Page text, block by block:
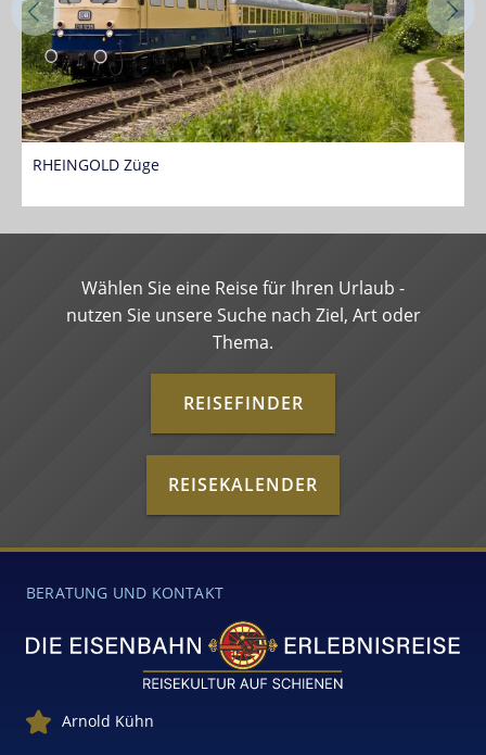
RHEINGOLD Züge
Wählen Sie eine Reise für Ihren Urlaub -
nutzen Sie unsere Suche nach Ziel, Art oder
Thema.
REISEFINDER
REISEKALENDER
BERATUNG UND KONTAKT
Arnold Kühn